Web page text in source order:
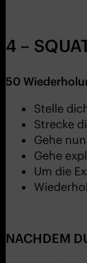
4 –
50
Stelle
Strecke
Gehe
Gehe
Um die
NACHDEM